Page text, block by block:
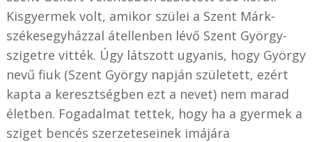
Kisgyermek volt, amikor szülei a Szent Márk-
székesegyházzal átellenben lévő Szent György-
szigetre vitték. Úgy látszott ugyanis, hogy György
nevű fiuk (Szent György napján született, ezért
kapta a keresztségben ezt a nevet) nem marad
életben. Fogadalmat tettek, hogy ha a gyermek a
sziget bencés szerzeteseinek imájára